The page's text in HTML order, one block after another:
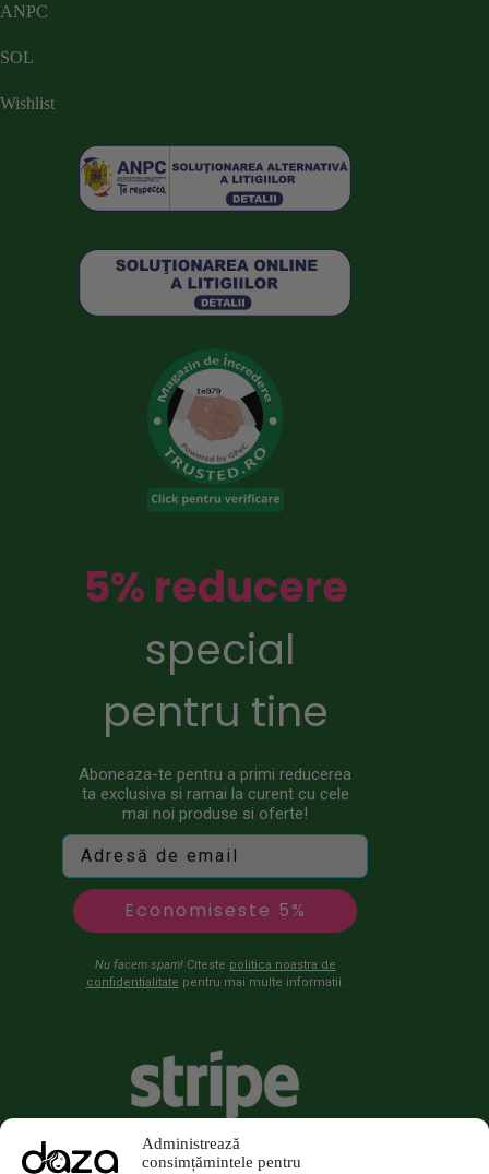
ANPC
SOL
Wishlist
5% reducere
special
pentru tine
Aboneaza-te pentru a primi reducerea
ta exclusiva si ramai la curent cu cele
mai noi produse si oferte!
Economiseste 5%
Nu facem spam!Citeste politica noastra de
confidentialitate pentru mai multe informatii.
Administrează
consimțămintele pentru